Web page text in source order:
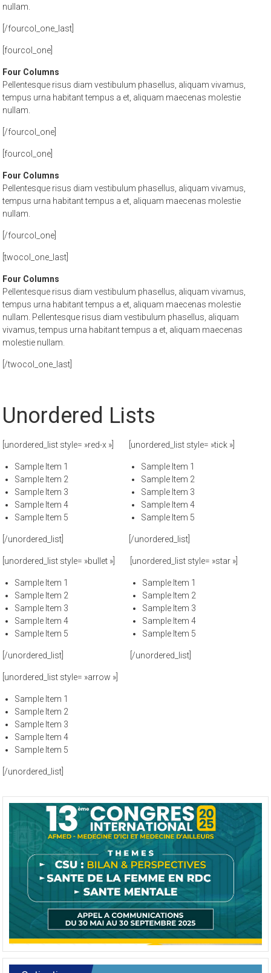
nullam.
[/fourcol_one_last]
[fourcol_one]
Four Columns
Pellentesque risus diam vestibulum phasellus, aliquam vivamus,
tempus urna habitant tempus a et, aliquam maecenas molestie
nullam.
[/fourcol_one]
[fourcol_one]
Four Columns
Pellentesque risus diam vestibulum phasellus, aliquam vivamus,
tempus urna habitant tempus a et, aliquam maecenas molestie
nullam.
[/fourcol_one]
[twocol_one_last]
Four Columns
Pellentesque risus diam vestibulum phasellus, aliquam vivamus,
tempus urna habitant tempus a et, aliquam maecenas molestie
nullam. Pellentesque risus diam vestibulum phasellus, aliquam
vivamus, tempus urna habitant tempus a et, aliquam maecenas
molestie nullam.
[/twocol_one_last]
Unordered Lists
[unordered_list style= »red-x »]
Sample Item 1
Sample Item 2
Sample Item 3
Sample Item 4
Sample Item 5
[/unordered_list]
[unordered_list style= »tick »]
Sample Item 1
Sample Item 2
Sample Item 3
Sample Item 4
Sample Item 5
[/unordered_list]
[unordered_list style= »bullet »]
Sample Item 1
Sample Item 2
Sample Item 3
Sample Item 4
Sample Item 5
[/unordered_list]
[unordered_list style= »star »]
Sample Item 1
Sample Item 2
Sample Item 3
Sample Item 4
Sample Item 5
[/unordered_list]
[unordered_list style= »arrow »]
Sample Item 1
Sample Item 2
Sample Item 3
Sample Item 4
Sample Item 5
[/unordered_list]